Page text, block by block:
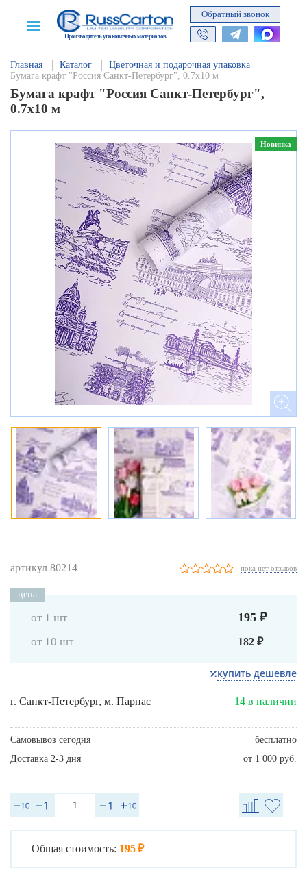
Производитель упаковочных материалов
Обратный звонок
Главная Каталог
Цветочная и подарочная упаковка
Бумага крафт "Россия Санкт-Петербург", 0.7х10 м
Бумага крафт "Россия Санкт-Петербург",
0.7х10 м
Новинка
артикул 80214 пока нет отзывов
цена
от 1 шт 195 ₽
от 10 шт 182 ₽
купить дешевле
г. Санкт-Петербург, м. Парнас 14 в наличии
Самовывоз сегодня
бесплатно
Доставка 2-3 дня
от 1 000 руб.
Общая стоимость: 195 ₽